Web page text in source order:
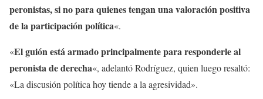
peronistas, si no para quienes tengan una valoración positiva
de la participación política«.
«El guión está armado principalmente para responderle al
peronista de derecha«, adelantó Rodríguez, quien luego resaltó:
«La discusión política hoy tiende a la agresividad».